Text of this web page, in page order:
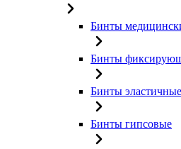
Бинты
Бинты
Бинты эластичные
Бинты гипсовые